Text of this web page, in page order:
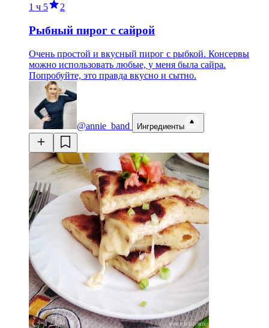
1 ч 5 2
Рыбный пирог с сайрой
Очень простой и вкусный пирог с рыбкой. Консервы
можно использовать любые, у меня была сайра.
Попробуйте, это правда вкусно и сытно.
@annie_band Ингредиенты